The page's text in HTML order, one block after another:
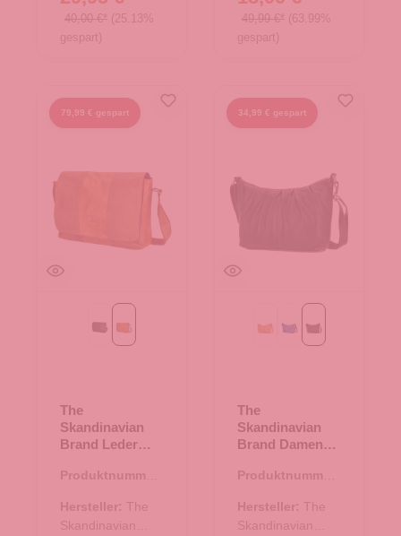
40,00 €* (25.13%
gespart)
49,99 €* (63.99%
gespart)
79,99 € gespart
BlackCognac
The
Skandinavian
Brand Leder
Cognac
Produktnummer:
Hersteller: The
Skandinavian
34,99 € gespart
Cognacblau schwarz
The
Skandinavian
Brand Damen
Schultertasche -
Produktnummer:
Hersteller: The
Skandinavian